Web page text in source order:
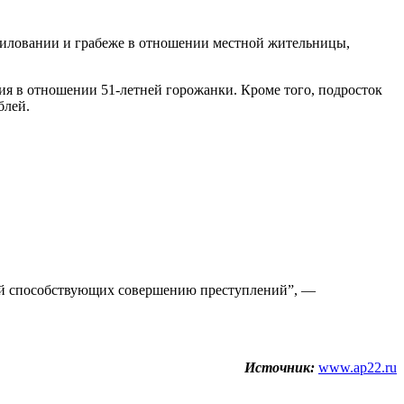
и грабеже в отношении местной жительницы,
в отношении 51-летней горожанки. Кроме того, подросток
способствующих совершению преступлений”, —
Источник: www.ap22.ru